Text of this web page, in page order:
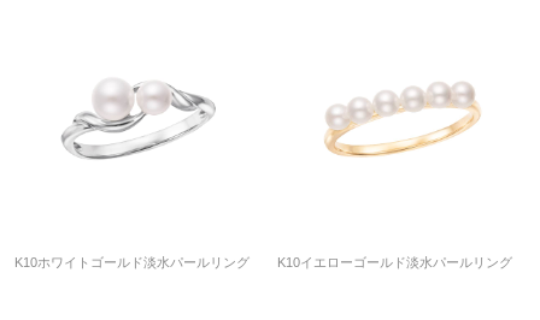
K10ホワイトゴールド淡水パールリング K10イエローゴールド淡水パールリング